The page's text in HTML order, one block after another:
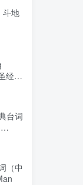
斗地
经中
台词
（中